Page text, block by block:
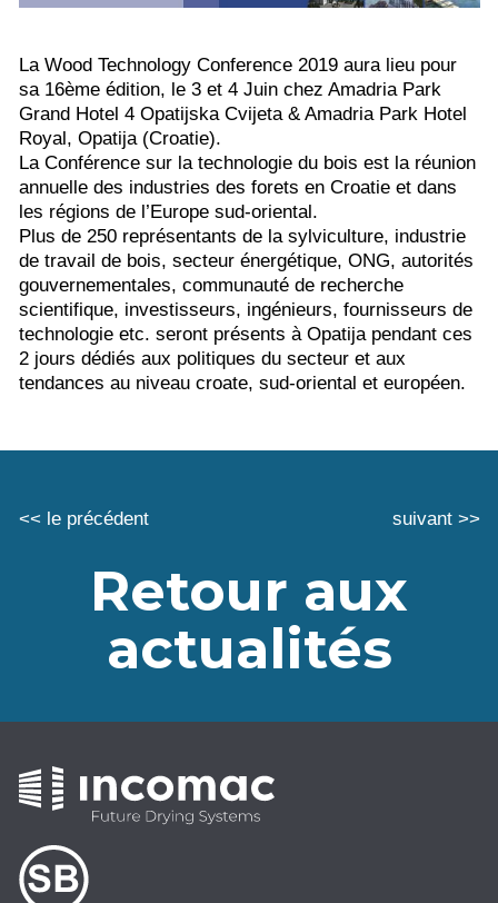
La Wood Technology Conference 2019 aura lieu pour
sa 16ème édition, le 3 et 4 Juin chez Amadria Park
Grand Hotel 4 Opatijska Cvijeta & Amadria Park Hotel
Royal, Opatija (Croatie).
La Conférence sur la technologie du bois est la réunion
annuelle des industries des forets en Croatie et dans
les régions de l’Europe sud-oriental.
Plus de 250 représentants de la sylviculture, industrie
de travail de bois, secteur énergétique, ONG, autorités
gouvernementales, communauté de recherche
scientifique, investisseurs, ingénieurs, fournisseurs de
technologie etc. seront présents à Opatija pendant ces
2 jours dédiés aux politiques du secteur et aux
tendances au niveau croate, sud-oriental et européen.
<< le précédent suivant >>
Retour aux
actualités